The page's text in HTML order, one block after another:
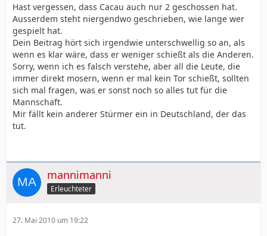
Hast vergessen, dass Cacau auch nur 2 geschossen hat.
Ausserdem steht niergendwo geschrieben, wie lange wer
gespielt hat.
Dein Beitrag hört sich irgendwie unterschwellig so an, als
wenn es klar wäre, dass er weniger schießt als die Anderen.
Sorry, wenn ich es falsch verstehe, aber all die Leute, die
immer direkt mosern, wenn er mal kein Tor schießt, sollten
sich mal fragen, was er sonst noch so alles tut für die
Mannschaft.
Mir fällt kein anderer Stürmer ein in Deutschland, der das
tut.
mannimanni
Erleuchteter
27. Mai 2010 um 19:22